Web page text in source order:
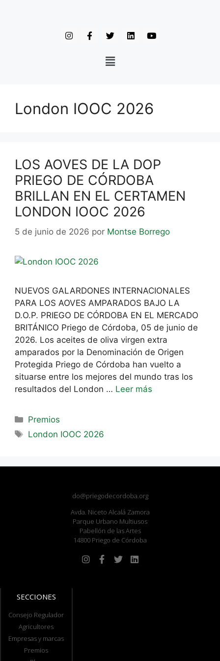
London IOOC 2026
LOS AOVES DE LA DOP
PRIEGO DE CÓRDOBA
BRILLAN EN EL CERTAMEN
LONDON IOOC 2026
5 de junio de 2026 por Montse Borrego
NUEVOS GALARDONES INTERNACIONALES
PARA LOS AOVES AMPARADOS BAJO LA
D.O.P. PRIEGO DE CÓRDOBA EN EL MERCADO
BRITÁNICO Priego de Córdoba, 05 de junio de
2026. Los aceites de oliva virgen extra
amparados por la Denominación de Origen
Protegida Priego de Córdoba han vuelto a
situarse entre los mejores del mundo tras los
resultados del London … Leer más
Premios
London IOOC 2026
do@priegodecordoba.org
Avda. Niceto Alcalá Zamora
Parque Urbano Multiusos
Pabellón de las Artes
14800 Priego de Córdoba
SECCIONES
Consejo Regulador
Agricultores
Empresas y marcas
Premios